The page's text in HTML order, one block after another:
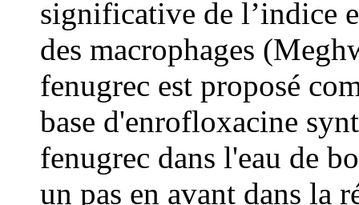
significative de l’indice
des macrophages
fenugrec est proposé
base d'enrofloxacine
fenugrec dans l'eau de
un pas en avant dans la